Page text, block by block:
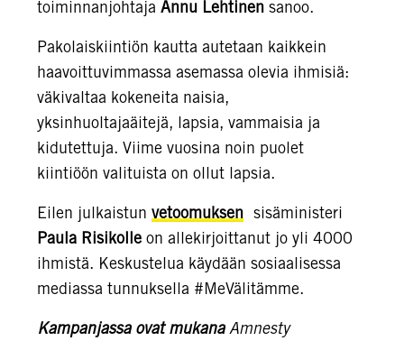
toiminnanjohtaja Annu Lehtinen sanoo.
Pakolaiskiintiön kautta autetaan kaikkein
haavoittuvimmassa asemassa olevia ihmisiä:
väkivaltaa kokeneita naisia,
yksinhuoltajaäitejä, lapsia, vammaisia ja
kidutettuja. Viime vuosina noin puolet
kiintiöön valituista on ollut lapsia.
Eilen julkaistun vetoomuksen sisäministeri
Paula Risikolle on allekirjoittanut jo yli 4000
ihmistä. Keskustelua käydään sosiaalisessa
mediassa tunnuksella #MeVälitämme.
Kampanjassa ovat mukanaAmnesty